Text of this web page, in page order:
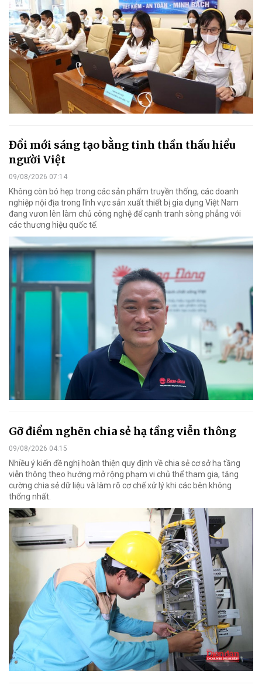
Đổi mới sáng tạo bằng tinh thần thấu hiểu
người Việt
09/08/2026 07:14
Không còn bó hẹp trong các sản phẩm truyền thống, các doanh
nghiệp nội địa trong lĩnh vực sản xuất thiết bị gia dụng Việt Nam
đang vươn lên làm chủ công nghệ để cạnh tranh sòng phẳng với
các thương hiệu quốc tế.
Gỡ điểm nghẽn chia sẻ hạ tầng viễn thông
09/08/2026 04:15
Nhiều ý kiến đề nghị hoàn thiện quy định về chia sẻ cơ sở hạ tầng
viễn thông theo hướng mở rộng phạm vi chủ thể tham gia, tăng
cường chia sẻ dữ liệu và làm rõ cơ chế xử lý khi các bên không
thống nhất.